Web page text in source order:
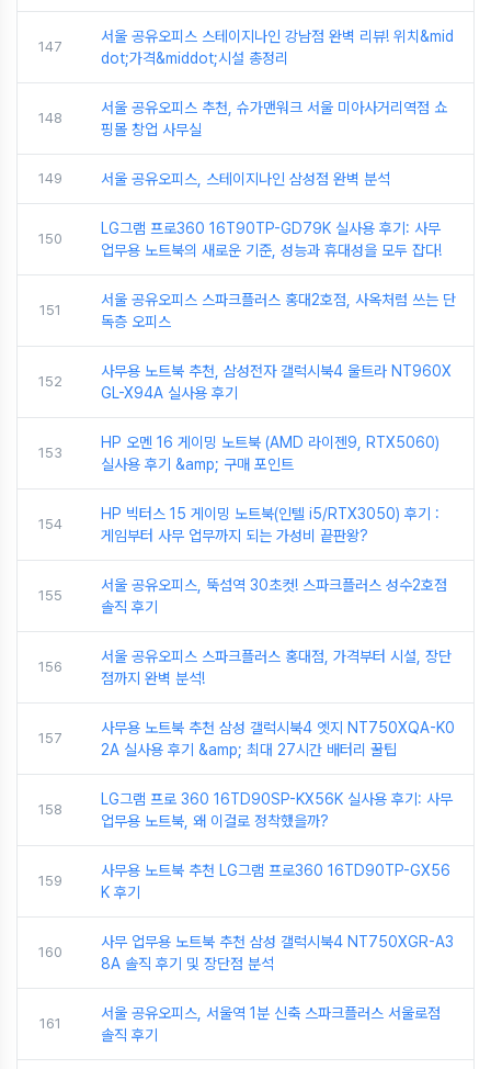
147
서울 공유오피스 스테이지나인 강남점 완벽 리뷰! 위치&mid
dot;가격&middot;시설 총정리
148
서울 공유오피스 추천, 슈가맨워크 서울 미아사거리역점 쇼
핑몰 창업 사무실
149 서울 공유오피스, 스테이지나인 삼성점 완벽 분석
150
LG그램 프로360 16T90TP-GD79K 실사용 후기: 사무
업무용 노트북의 새로운 기준, 성능과 휴대성을 모두 잡다!
151
서울 공유오피스 스파크플러스 홍대2호점, 사옥처럼 쓰는 단
독층 오피스
152
사무용 노트북 추천, 삼성전자 갤럭시북4 울트라 NT960X
GL-X94A 실사용 후기
153
HP 오멘 16 게이밍 노트북 (AMD 라이젠9, RTX5060)
실사용 후기 &amp; 구매 포인트
154
HP 빅터스 15 게이밍 노트북(인텔 i5/RTX3050) 후기 :
게임부터 사무 업무까지 되는 가성비 끝판왕?
155
서울 공유오피스, 뚝섬역 30초컷! 스파크플러스 성수2호점
솔직 후기
156
서울 공유오피스 스파크플러스 홍대점, 가격부터 시설, 장단
점까지 완벽 분석!
157
사무용 노트북 추천 삼성 갤럭시북4 엣지 NT750XQA-K0
2A 실사용 후기 &amp; 최대 27시간 배터리 꿀팁
158
LG그램 프로 360 16TD90SP-KX56K 실사용 후기: 사무
업무용 노트북, 왜 이걸로 정착했을까?
159
사무용 노트북 추천 LG그램 프로360 16TD90TP-GX56
K 후기
160
사무 업무용 노트북 추천 삼성 갤럭시북4 NT750XGR-A3
8A 솔직 후기 및 장단점 분석
161
서울 공유오피스, 서울역 1분 신축 스파크플러스 서울로점
솔직 후기